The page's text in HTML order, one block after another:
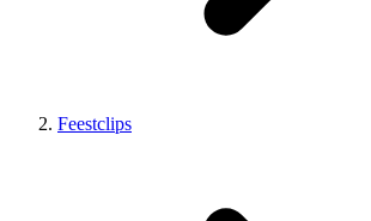
Feestclips